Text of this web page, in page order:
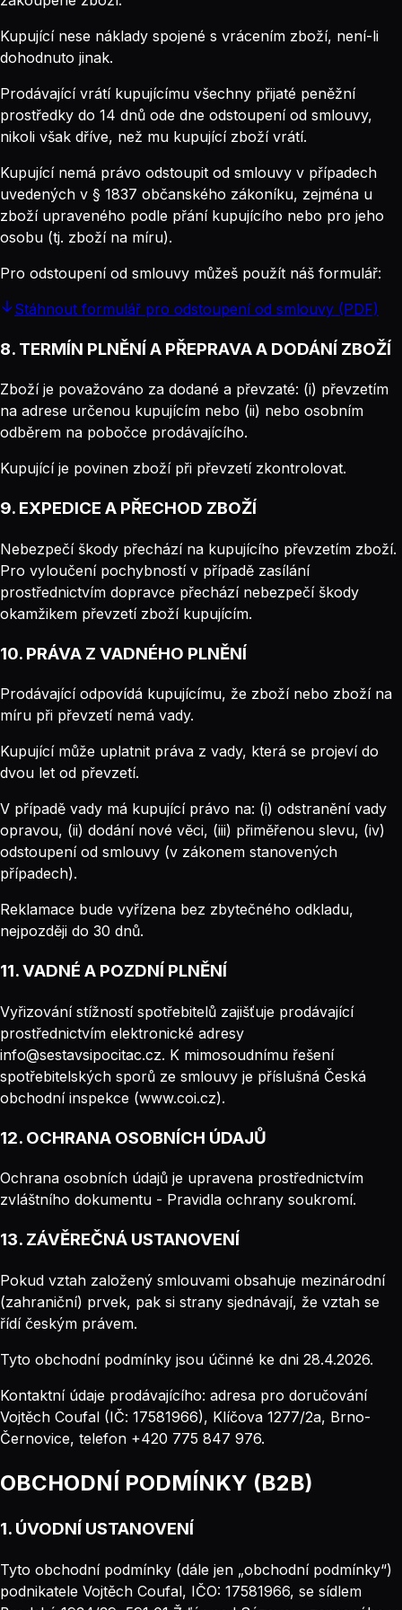
Kupující nese náklady spojené s vrácením zboží, není-li
dohodnuto jinak.
Prodávající vrátí kupujícímu všechny přijaté peněžní
prostředky do 14 dnů ode dne odstoupení od smlouvy,
nikoli však dříve, než mu kupující zboží vrátí.
Kupující nemá právo odstoupit od smlouvy v případech
uvedených v § 1837 občanského zákoníku, zejména u
zboží upraveného podle přání kupujícího nebo pro jeho
osobu (tj. zboží na míru).
Pro odstoupení od smlouvy můžeš použít náš formulář:
Stáhnout formulář pro odstoupení od smlouvy (PDF)
8. TERMÍN PLNĚNÍ A PŘEPRAVA A DODÁNÍ ZBOŽÍ
Zboží je považováno za dodané a převzaté: (i) převzetím
na adrese určenou kupujícím nebo (ii) nebo osobním
odběrem na pobočce prodávajícího.
Kupující je povinen zboží při převzetí zkontrolovat.
9. EXPEDICE A PŘECHOD ZBOŽÍ
Nebezpečí škody přechází na kupujícího převzetím zboží.
Pro vyloučení pochybností v případě zasílání
prostřednictvím dopravce přechází nebezpečí škody
okamžikem převzetí zboží kupujícím.
10. PRÁVA Z VADNÉHO PLNĚNÍ
Prodávající odpovídá kupujícímu, že zboží nebo zboží na
míru při převzetí nemá vady.
Kupující může uplatnit práva z vady, která se projeví do
dvou let od převzetí.
V případě vady má kupující právo na: (i) odstranění vady
opravou, (ii) dodání nové věci, (iii) přiměřenou slevu, (iv)
odstoupení od smlouvy (v zákonem stanovených
případech).
Reklamace bude vyřízena bez zbytečného odkladu,
nejpozději do 30 dnů.
11. VADNÉ A POZDNÍ PLNĚNÍ
Vyřizování stížností spotřebitelů zajišťuje prodávající
prostřednictvím elektronické adresy
info@sestavsipocitac.cz. K mimosoudnímu řešení
spotřebitelských sporů ze smlouvy je příslušná Česká
obchodní inspekce (www.coi.cz).
12. OCHRANA OSOBNÍCH ÚDAJŮ
Ochrana osobních údajů je upravena prostřednictvím
zvláštního dokumentu - Pravidla ochrany soukromí.
13. ZÁVĚREČNÁ USTANOVENÍ
Pokud vztah založený smlouvami obsahuje mezinárodní
(zahraniční) prvek, pak si strany sjednávají, že vztah se
řídí českým právem.
Tyto obchodní podmínky jsou účinné ke dni 28.4.2026.
Kontaktní údaje prodávajícího: adresa pro doručování
Vojtěch Coufal (IČ: 17581966), Klíčova 1277/2a, Brno-
Černovice, telefon +420 775 847 976.
OBCHODNÍ PODMÍNKY (B2B)
1. ÚVODNÍ USTANOVENÍ
Tyto obchodní podmínky (dále jen „obchodní podmínky“)
podnikatele Vojtěch Coufal, IČO: 17581966, se sídlem